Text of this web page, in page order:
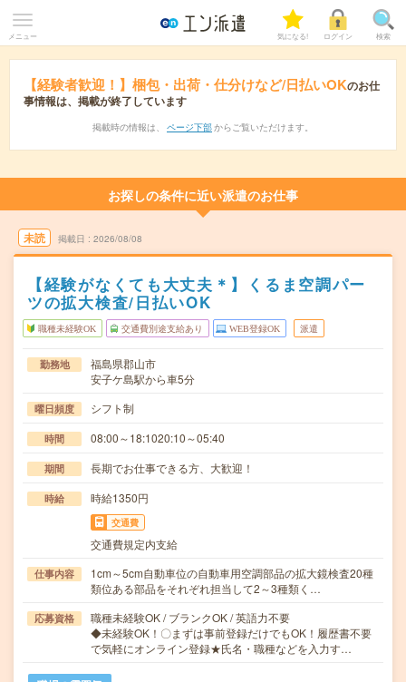
メニュー 気になる! ログイン 検索
【経験者歓迎！】梱包・出荷・仕分けなど/日払いOKのお仕
事情報は、掲載が終了しています
掲載時の情報は、 ページ下部 からご覧いただけます。
お探しの条件に近い派遣のお仕事
未読 掲載日 2026/08/08
【経験がなくても大丈夫＊】くるま空調パー
ツの拡大検査/日払いOK
職種未経験OK 交通費別途支給あり WEB登録OK 派遣
勤務地
福島県郡山市
安子ケ島駅から車5分
曜日頻度 シフト制
時間 08:00～18:1020:10～05:40
期間 長期でお仕事できる方、大歓迎！
時給 時給1350円
交通費
交通費規定内支給
仕事内容
1cm～5cm自動車位の自動車用空調部品の拡大鏡検査20種
類位ある部品をそれぞれ担当して2～3種類く…
応募資格
職種未経験OK / ブランクOK / 英語力不要
◆未経験OK！〇まずは事前登録だけでもOK！履歴書不要
で気軽にオンライン登録★氏名・職種などを入力す…